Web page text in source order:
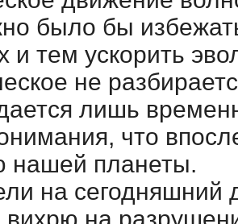
было бы
и тем ускорить
не
лишь
что
нашей планеты.
на сегодняшний